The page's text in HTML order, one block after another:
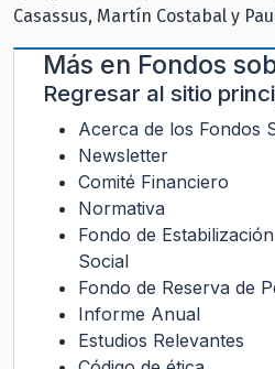
Casassus, Martín Costabal y
Más en Fondos
Regresar al sitio
Acerca de los Fondos
Newsletter
Comité Financiero
Normativa
Fondo de
Social
Fondo de Reserva de
Informe Anual
Estudios Relevantes